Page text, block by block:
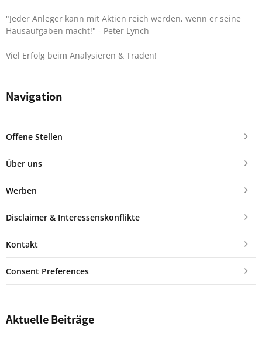
"Jeder Anleger kann mit Aktien reich werden, wenn er seine
Hausaufgaben macht!" - Peter Lynch
Viel Erfolg beim Analysieren & Traden!
Navigation
Offene Stellen
Über uns
Werben
Disclaimer & Interessenskonflikte
Kontakt
Consent Preferences
Aktuelle Beiträge